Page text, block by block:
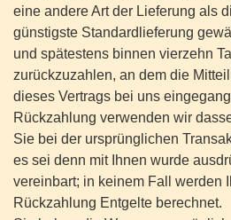
eine andere Art der Lieferung als
günstigste Standardlieferung
und spätestens binnen vierzehn
zurückzuzahlen, an dem die
dieses Vertrags bei uns
Rückzahlung verwenden wir
Sie bei der ursprünglichen
es sei denn mit Ihnen wurde
vereinbart; in keinem Fall werden
Rückzahlung Entgelte berechnet.